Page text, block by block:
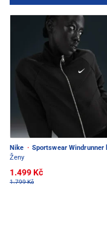
Nike · Sportswear Windrunner
Ženy
1.499 Kč
1.799 Kč